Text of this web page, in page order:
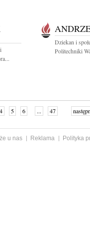
Dziekan i
Politechniki
4 5 6 ... 47
u nas Reklama
Polityka